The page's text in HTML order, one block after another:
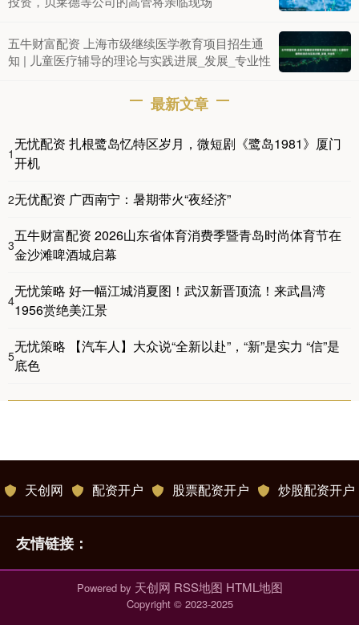
五牛财富配资 上海市级继续医学教育项目招生通
知 | 儿童医疗辅导的理论与实践进展_发展_专业性
最新文章
1
无忧配资 扎根鹭岛忆特区岁月，微短剧《鹭岛1981》厦门
开机
2无优配资 广西南宁：暑期带火“夜经济”
3
五牛财富配资 2026山东省体育消费季暨青岛时尚体育节在
金沙滩啤酒城启幕
4
无忧策略 好一幅江城消夏图！武汉新晋顶流！来武昌湾
1956赏绝美江景
5
无忧策略 【汽车人】大众说“全新以赴”，“新”是实力 “信”是
底色
天创网 配资开户 股票配资开户 炒股配资开户
友情链接：
Powered by 天创网 RSS地图 HTML地图
Copyright © 2023-2025